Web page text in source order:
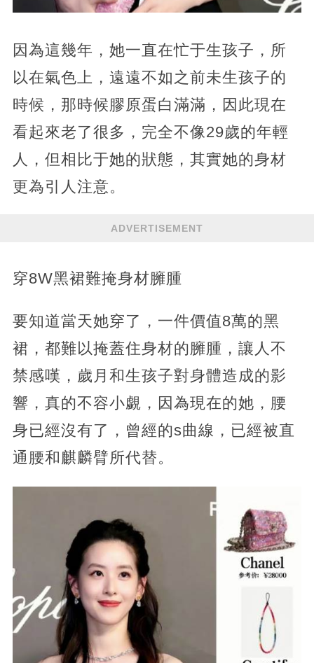
因為這幾年，她一直在忙于生孩子，所
以在氣色上，遠遠不如之前未生孩子的
時候，那時候膠原蛋白滿滿，因此現在
看起來老了很多，完全不像29歲的年輕
人，但相比于她的狀態，其實她的身材
更為引人注意。
ADVERTISEMENT
穿8W黑裙難掩身材臃腫
要知道當天她穿了，一件價值8萬的黑
裙，都難以掩蓋住身材的臃腫，讓人不
禁感嘆，歲月和生孩子對身體造成的影
響，真的不容小覷，因為現在的她，腰
身已經沒有了，曾經的s曲線，已經被直
通腰和麒麟臂所代替。